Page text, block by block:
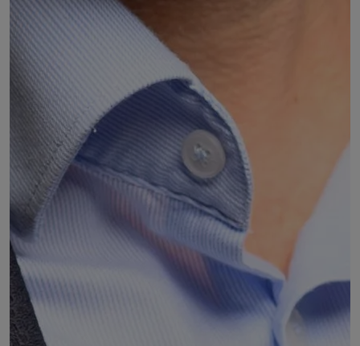
Dominique NANTAS
Président de l'Union départementale de l'Isère des
associations familiales (UDAF 38)
DÉSIGNÉ PAR :
l'Union régionale des associations familiales
Auvergne-Rhône-Alpes (URAF)
COMMISSIONS :
Commission 7 : Jeunesse, sport, culture, éducation